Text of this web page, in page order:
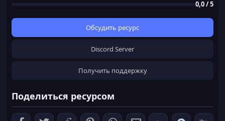
0
в
д
0,0 / 5
Обсудить ресурс
Discord Server
Получить поддержку
Поделиться ресурсом